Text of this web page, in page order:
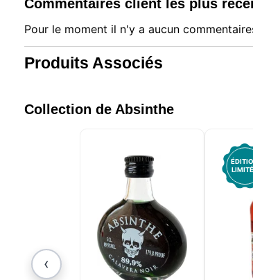
Commentaires client les plus
Pour le moment il n'y a aucun
Produits Associés
Collection de Absinthe
‹